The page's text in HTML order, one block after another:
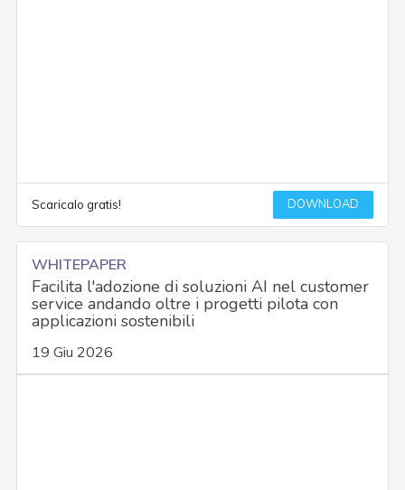
Scaricalo gratis! DOWNLOAD
WHITEPAPER
Facilita l'adozione di soluzioni AI nel customer
service andando oltre i progetti pilota con
applicazioni sostenibili
19 Giu 2026